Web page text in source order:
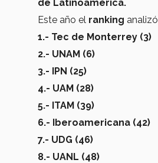
de Latinoamérica.
Este año el ranking analizó
1.- Tec de Monterrey (3)
2.- UNAM (6)
3.- IPN (25)
4.- UAM (28)
5.- ITAM (39)
6.- Iberoamericana (42)
7.- UDG (46)
8.- UANL (48)